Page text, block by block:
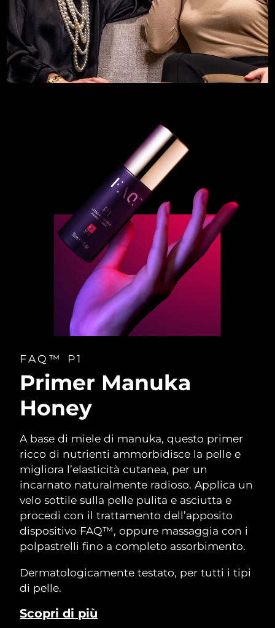
FAQ™ P1
Primer Manuka
Honey
A base di miele di manuka, questo primer
ricco di nutrienti ammorbidisce la pelle e
migliora l’elasticità cutanea, per un
incarnato naturalmente radioso. Applica un
velo sottile sulla pelle pulita e asciutta e
procedi con il trattamento dell’apposito
dispositivo FAQ™, oppure massaggia con i
polpastrelli fino a completo assorbimento.
Dermatologicamente testato, per tutti i tipi
di pelle.
Scopri di più